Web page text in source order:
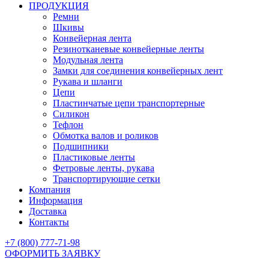
ПРОДУКЦИЯ
Ремни
Шкивы
Конвейерная лента
Резинотканевые конвейерные ленты
Модульная лента
Замки для соединения конвейерных лент
Рукава и шланги
Цепи
Пластинчатые цепи транспортерные
Силикон
Тефлон
Обмотка валов и роликов
Подшипники
Пластиковые ленты
Фетровые ленты, рукава
Транспортирующие сетки
Компания
Информация
Доставка
Контакты
+7 (800) 777-71-98
ОФОРМИТЬ ЗАЯВКУ